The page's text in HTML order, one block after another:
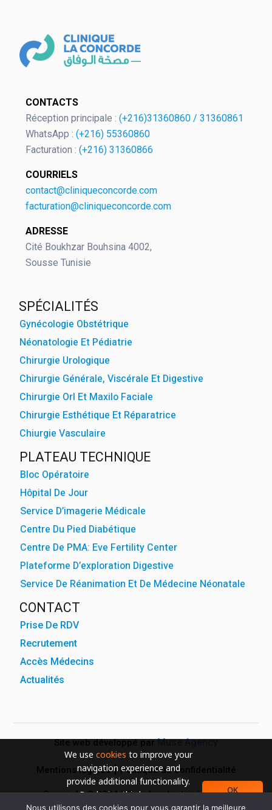
We use cookies to improve your
navigation experience and
provide additional functionality.
By closing this banner or
OK
OK
European Commission | Cookies
Policy
CONTACTS
Réception principale : (+216)31360860 / 31360861
WhatsApp : (+216) 55360860
Facturation : (+216) 31360866
COURRIELS
contact@cliniqueconcorde.com
facturation@cliniqueconcorde.com
ADRESSE
Cité Boukhzar Bouhsina 4002,
Sousse Tunisie
SPÉCIALITÉS
Gynécologie Obstétrique
Néonatologie Et Pédiatrie
Chirurgie Urologique
Chirurgie Générale, Viscérale Et Digestive
Chirurgie Orl Et Maxilo Faciale
Chirurgie Esthétique Et Réparatrice
Chiurgie Vasculaire
PLATEAU TECHNIQUE
Bloc Opératoire
Hôpital De Jour
Service D’imagerie Médicale
Centre Du Pied Diabétique
Centre De PMA: Eve Fertility Center
Plateforme D’exploration Digestive
Service De Réanimation Et De Médecine Néonatale
CONTACT
Prise De RDV
Recrutement
Accès Médecins
Actualités
Site web développé parMuse Agency
Mentions légales Politique de confidentialité
Copyright © 2024 | Tous les droits réservés
Nous utilisons des cookies pour vous garantir la meilleure